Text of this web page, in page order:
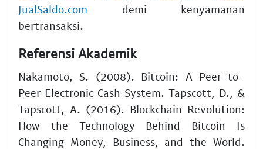
JualSaldo.com demi kenyamanan
bertransaksi.
Referensi Akademik
Nakamoto, S. (2008). Bitcoin: A Peer-to-
Peer Electronic Cash System. Tapscott, D., &
Tapscott, A. (2016). Blockchain Revolution:
How the Technology Behind Bitcoin Is
Changing Money, Business, and the World.